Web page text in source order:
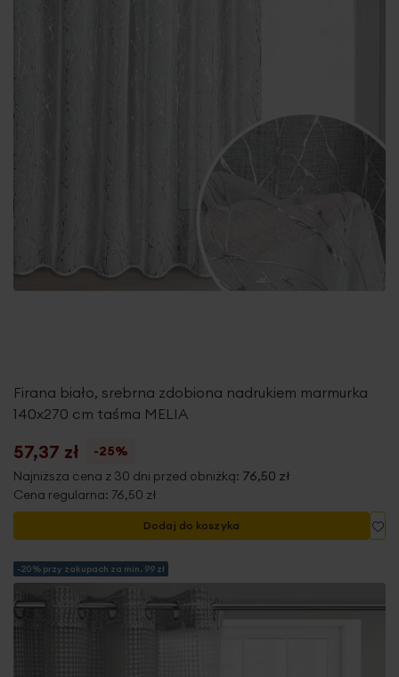
Firana biało, srebrna zdobiona nadrukiem marmurka
140x270 cm taśma MELIA
57,37 zł
-25%
Najniższa cena z 30 dni przed obniżką: 76,50 zł
Cena regularna: 76,50 zł
Dodaj do koszyka
-20% przy zakupach za min. 99 zł